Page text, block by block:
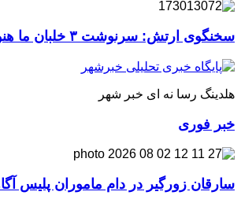
سخنگوی ارتش: سرنوشت ۳ خلبان ما هنوز مشخص نیست
هلدینگ رسا نه ای خبر شهر
خبر فوری
سارقان زورگیر در دام ماموران پلیس